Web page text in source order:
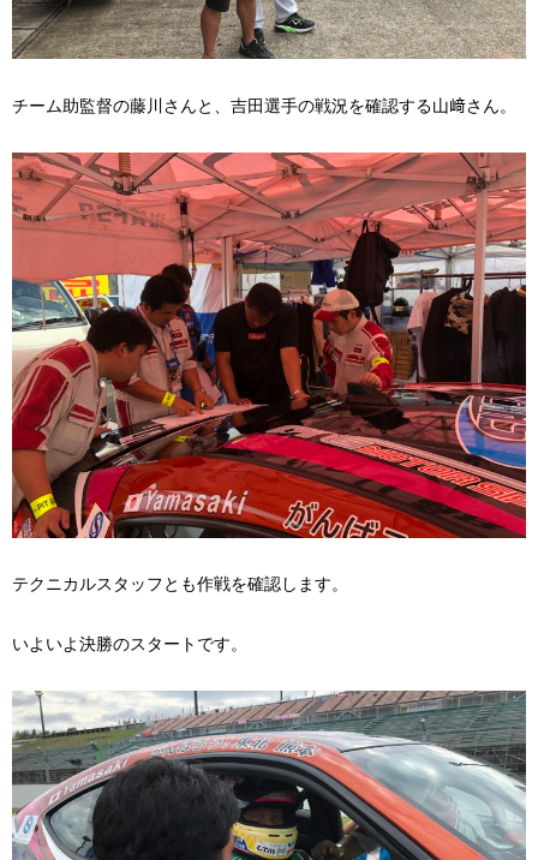
チーム助監督の藤川さんと、吉田選手の戦況を確認する山﨑さん。
テクニカルスタッフとも作戦を確認します。
いよいよ決勝のスタートです。